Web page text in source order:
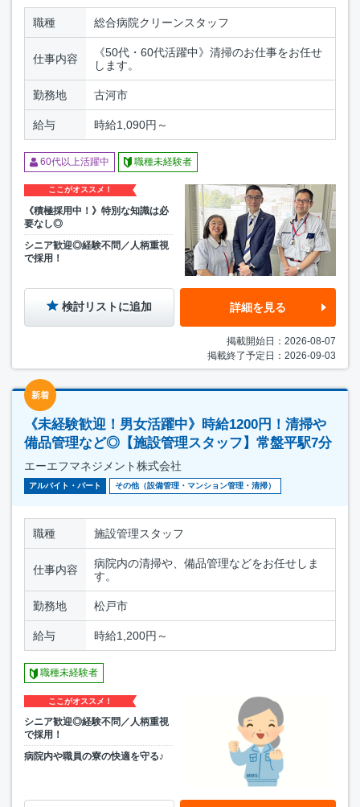
職種 総合病院クリーンスタッフ
仕事内容
《50代・60代活躍中》清掃のお仕事をお任せ
します。
勤務地 古河市
給与 時給1,090円～
60代以上活躍中 職種未経験者
ここがオススメ！
《積極採用中！》特別な知識は必
要なし◎
シニア歓迎◎経験不問／人柄重視
で採用！
検討リストに追加 詳細を見る
掲載開始日：2026-08-07
掲載終了予定日：2026-09-03
新着
《未経験歓迎！男女活躍中》時給1200円！清掃や
備品管理など◎【施設管理スタッフ】常盤平駅7分
エーエフマネジメント株式会社
アルバイト・パート その他（設備管理・マンション管理・清掃）
職種 施設管理スタッフ
仕事内容
病院内の清掃や、備品管理などをお任せしま
す。
勤務地 松戸市
給与 時給1,200円～
職種未経験者
ここがオススメ！
シニア歓迎◎経験不問／人柄重視
で採用！
病院内や職員の寮の快適を守る♪